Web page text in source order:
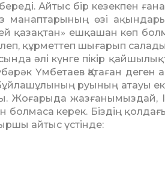
Айтыс бір кезекпен
ма­нап­тарының өзі
қа­зақтан» ешқашан көп
құр­меттеп шығарып
әлі күнге пікір
Үмбетаев Қатаған деген
руының атауы
Жоғарыда жазғанымыздай,
бол­маса керек. Біздің
ыр­шы айтыс үстінде: